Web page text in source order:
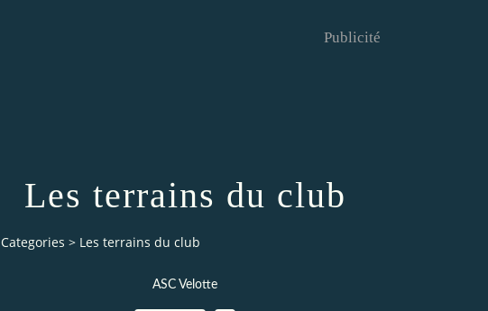
Publicité
Les terrains du club
Categories > Les terrains du club
ASC Velotte